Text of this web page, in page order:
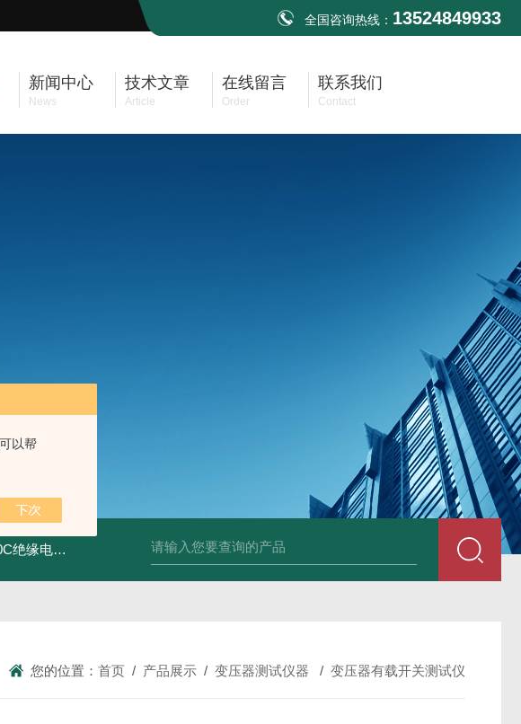
以帮
全国咨询热线： 13524849933
新闻中心
News
技术文章
Article
在线留言
Order
联系我们
Contact
电阻测试仪 DM50C绝缘电阻测试仪 SLB-II全自动变比测试仪 BY2672数字兆欧表
您的位置： 首页 / 产品展示 / 变压器测试仪器 / 变压器有载开关测试仪